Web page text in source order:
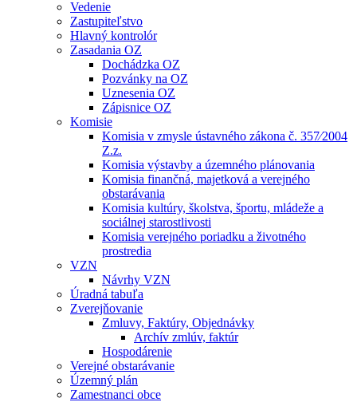
Vedenie
Zastupiteľstvo
Hlavný kontrolór
Zasadania OZ
Dochádzka OZ
Pozvánky na OZ
Uznesenia OZ
Zápisnice OZ
Komisie
Komisia v zmysle ústavného zákona č. 357⁄2004
Z.z.
Komisia výstavby a územného plánovania
Komisia finančná, majetková a verejného
obstarávania
Komisia kultúry, školstva, športu, mládeže a
sociálnej starostlivosti
Komisia verejného poriadku a životného
prostredia
VZN
Návrhy VZN
Úradná tabuľa
Zverejňovanie
Zmluvy, Faktúry, Objednávky
Archív zmlúv, faktúr
Hospodárenie
Verejné obstarávanie
Územný plán
Zamestnanci obce